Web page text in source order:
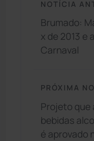
NOTÍCIA
Brumado:
x de 2013 e
Carnaval
PRÓXIMA
Projeto que
bebidas
é aprovado